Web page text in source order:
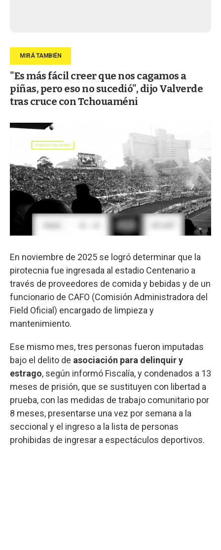
"Es más fácil creer que nos cagamos a
piñas, pero eso no sucedió", dijo Valverde
tras cruce con Tchouaméni
En noviembre de 2025 se logró determinar que la
pirotecnia fue ingresada al estadio Centenario a
través de proveedores de comida y bebidas y de un
funcionario de CAFO (Comisión Administradora del
Field Oficial) encargado de limpieza y
mantenimiento.
Ese mismo mes, tres personas fueron imputadas
bajo el delito de asociación para delinquir y
estrago, según informó Fiscalía, y condenados a 13
meses de prisión, que se sustituyen con libertad a
prueba, con las medidas de trabajo comunitario por
8 meses, presentarse una vez por semana a la
seccional y el ingreso a la lista de personas
prohibidas de ingresar a espectáculos deportivos.